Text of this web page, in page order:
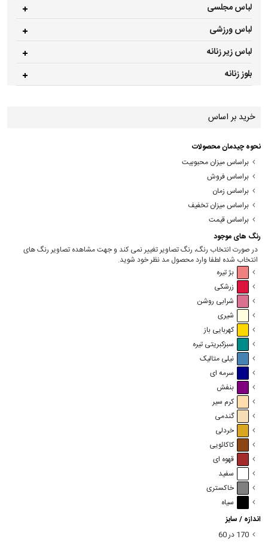
لباس مجلسی
لباس ورزشی
لباس زیر زنانه
بلوز زنانه
خرید بر اساس
نحوه چیدمان محصولات
براساس میزان محبوبیت
براساس فروش
براساس زمان
براساس میزان تخفیف
براساس قیمت
رنگ های موجود
در صورت انتخاب رنگ، رنگ تصاویر تغییر نمی کند و جهت مشاهده تصاویر رنگ های
انتخاب شده لطفا وارد محصول مد نظر خود شوید.
بژ تیره
زرشکی
شرابی روشن
شیری
کهربایی باز
سبزکبریتی تیره
نیلی متالیک
سرمه ای
بنفش
کرم سیر
گندمی
خردلی
کاکائویی
قهوه ای
سفید
خاکستری
سیاه
اندازه / سایز
170 در 60